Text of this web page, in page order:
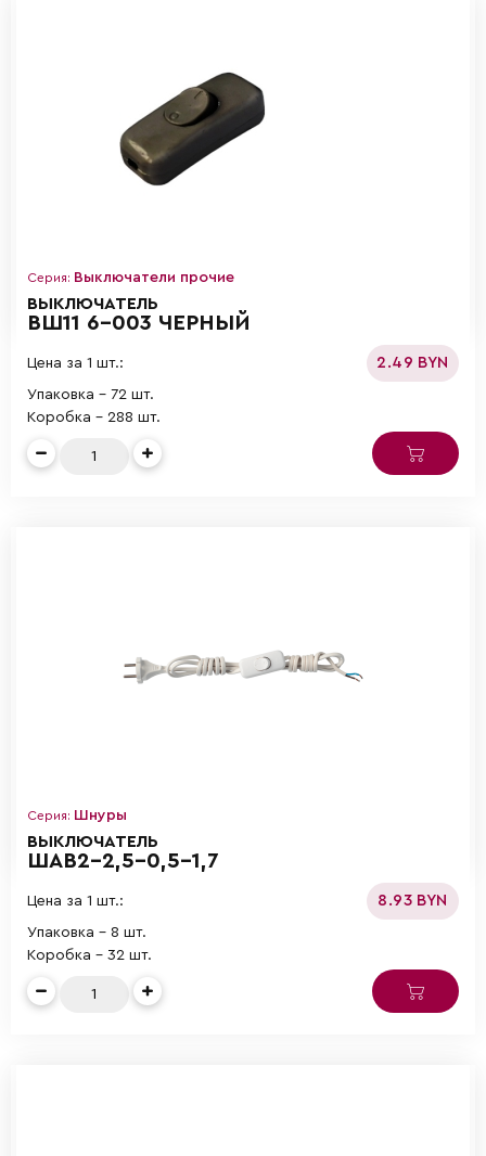
Серия: Выключатели прочие
ВЫКЛЮЧАТЕЛЬ
ВШ11 6-003 ЧЕРНЫЙ
Цена за 1 шт.: 2.49 BYN
Упаковка - 72 шт.
Коробка - 288 шт.
Серия: Шнуры
ВЫКЛЮЧАТЕЛЬ
ШАВ2-2,5-0,5-1,7
Цена за 1 шт.: 8.93 BYN
Упаковка - 8 шт.
Коробка - 32 шт.